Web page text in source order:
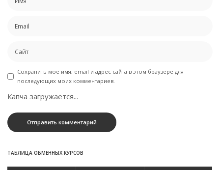
Сохранить моё имя, email и адрес сайта в этом браузере для
последующих моих комментариев.
Капча загружается...
ТАБЛИЦА ОБМЕННЫХ КУРСОВ